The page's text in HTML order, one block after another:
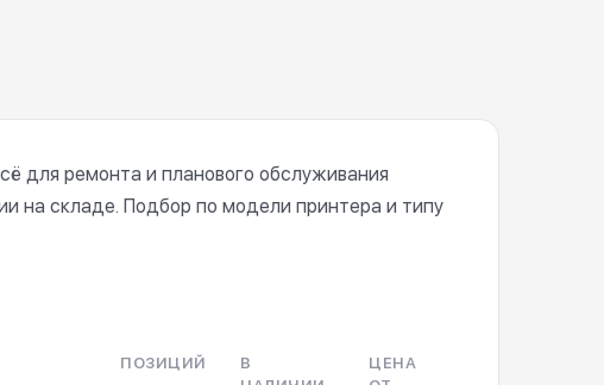
для ремонта и планового обслуживания
на складе. Подбор по модели принтера и типу
ПОЗИЦИЙ
В
ЦЕНА